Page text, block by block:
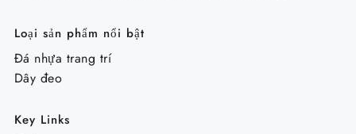
Loại sản phẩm nổi bật
Đá nhựa trang trí
Dây đeo
Key Links